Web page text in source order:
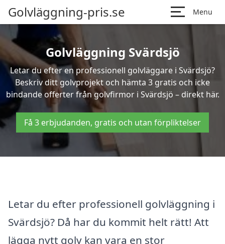
Golvläggning-pris.se Menu
Golvläggning Svärdsjö
Letar du efter en professionell golvläggare i Svärdsjö?
Beskriv ditt golvprojekt och hämta 3 gratis och icke
bindande offerter från golvfirmor i Svärdsjö – direkt här.
Få 3 erbjudanden, gratis och utan förpliktelser
Letar du efter professionell golvläggning i
Svärdsjö? Då har du kommit helt rätt! Att
lägga nytt golv kan vara en stor